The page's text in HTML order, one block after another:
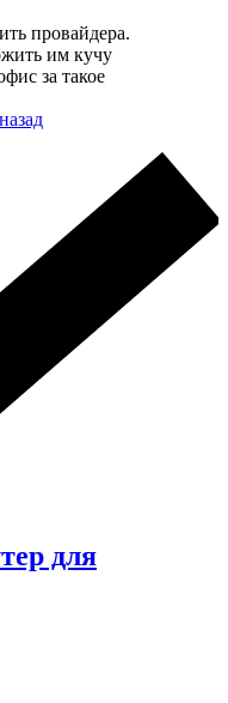
провайдера.
им кучу
за такое
для